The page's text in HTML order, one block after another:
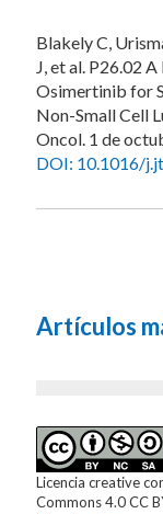
Blakely C,
J, et al. P26.02
Osimertinib for
Non-Small Cell
Oncol. 1 de
DOI: 10.1016/
Artículos
Licencia creative
Commons 4.0 CC